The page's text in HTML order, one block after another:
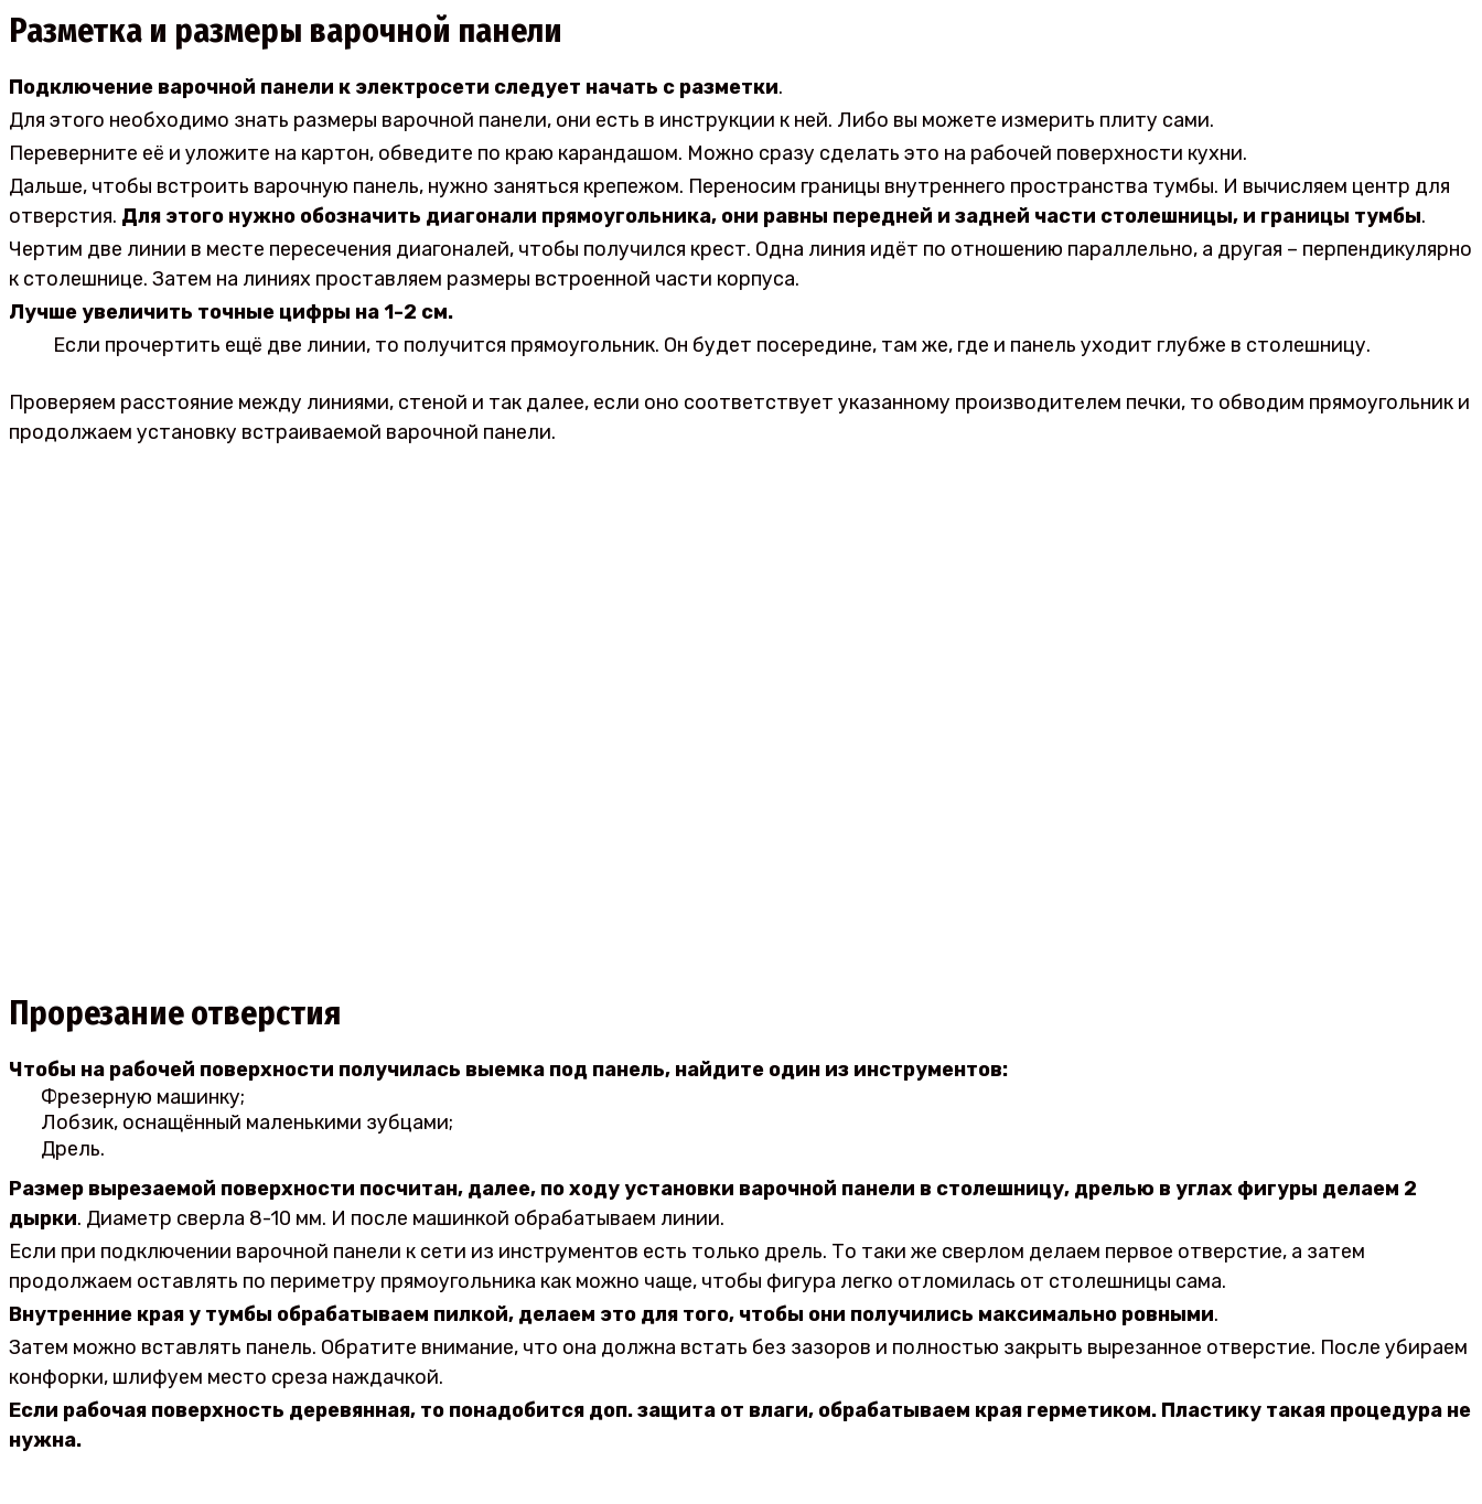
Разметка и размеры варочной панели
Подключение варочной панели к электросети следует начать с разметки.
Для этого необходимо знать размеры варочной панели, они есть в инструкции к ней. Либо вы можете измерить плиту сами.
Переверните её и уложите на картон, обведите по краю карандашом. Можно сразу сделать это на рабочей поверхности кухни.
Дальше, чтобы встроить варочную панель, нужно заняться крепежом. Переносим границы внутреннего пространства тумбы. И вычисляем центр для
отверстия. Для этого нужно обозначить диагонали прямоугольника, они равны передней и задней части столешницы, и границы тумбы.
Чертим две линии в месте пересечения диагоналей, чтобы получился крест. Одна линия идёт по отношению параллельно, а другая – перпендикулярно
к столешнице. Затем на линиях проставляем размеры встроенной части корпуса.
Лучше увеличить точные цифры на 1-2 см.
Если прочертить ещё две линии, то получится прямоугольник. Он будет посередине, там же, где и панель уходит глубже в столешницу.
Проверяем расстояние между линиями, стеной и так далее, если оно соответствует указанному производителем печки, то обводим прямоугольник и
продолжаем установку встраиваемой варочной панели.
Прорезание отверстия
Чтобы на рабочей поверхности получилась выемка под панель, найдите один из инструментов:
Фрезерную машинку;
Лобзик, оснащённый маленькими зубцами;
Дрель.
Размер вырезаемой поверхности посчитан, далее, по ходу установки варочной панели в столешницу, дрелью в углах фигуры делаем 2
дырки. Диаметр сверла 8-10 мм. И после машинкой обрабатываем линии.
Если при подключении варочной панели к сети из инструментов есть только дрель. То таки же сверлом делаем первое отверстие, а затем
продолжаем оставлять по периметру прямоугольника как можно чаще, чтобы фигура легко отломилась от столешницы сама.
Внутренние края у тумбы обрабатываем пилкой, делаем это для того, чтобы они получились максимально ровными.
Затем можно вставлять панель. Обратите внимание, что она должна встать без зазоров и полностью закрыть вырезанное отверстие. После убираем
конфорки, шлифуем место среза наждачкой.
Если рабочая поверхность деревянная, то понадобится доп. защита от влаги, обрабатываем края герметиком. Пластику такая процедура не
нужна.